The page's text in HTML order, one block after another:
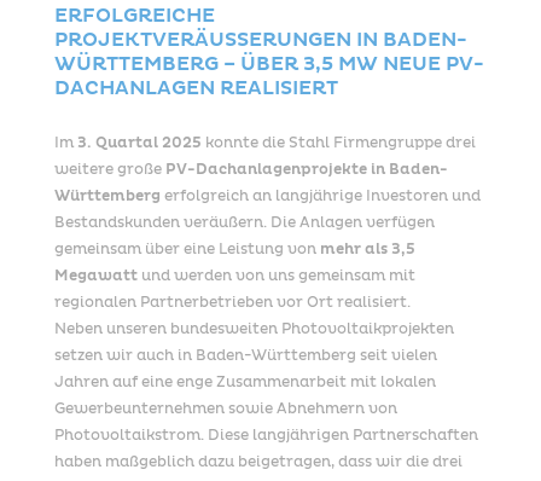
ERFOLGREICHE
PROJEKTVERÄUSSERUNGEN IN BADEN-W
ÜRTTEMBERG – ÜBER 3,5 MW NEUE PV-D
ACHANLAGEN REALISIERT
Im 3. Quartal 2025 konnte die Stahl Firmengruppe drei
weitere große PV-Dachanlagenprojekte in Baden-
Württemberg erfolgreich an langjährige Investoren und
Bestandskunden veräußern. Die Anlagen verfügen
gemeinsam über eine Leistung von mehr als 3,5
Megawattund werden von uns gemeinsam mit
regionalen Partnerbetrieben vor Ort realisiert.
Neben unseren bundesweiten Photovoltaikprojekten
setzen wir auch in Baden-Württemberg seit vielen
Jahren auf eine enge Zusammenarbeit mit lokalen
Gewerbeunternehmen sowie Abnehmern von
Photovoltaikstrom. Diese langjährigen Partnerschaften
haben maßgeblich dazu beigetragen, dass wir die drei